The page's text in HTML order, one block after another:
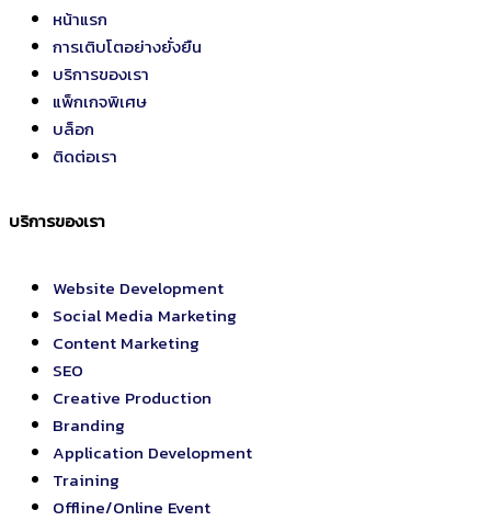
หน้าแรก
การเติบโตอย่างยั่งยืน
บริการของเรา
แพ็กเกจพิเศษ
บล็อก
ติดต่อเรา
บริการของเรา
Website Development
Social Media Marketing
Content Marketing
SEO
Creative Production
Branding
Application Development
Training
Offline/Online Event